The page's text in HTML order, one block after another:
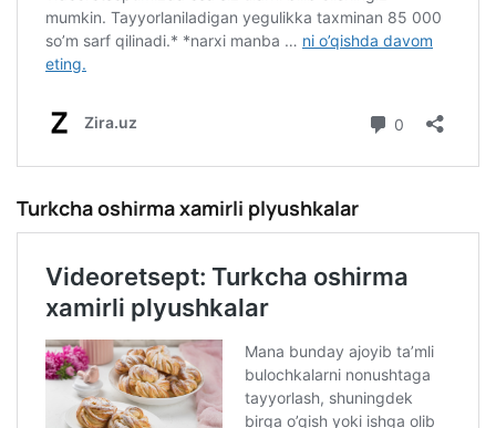
Turkcha oshirma xamirli plyushkalar